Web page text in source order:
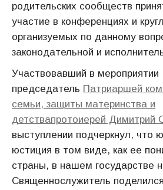
родительских сообществ
участие в конференциях и
организуемых по данному
законодательной и
Участвовавший в мероприятии
председатель Патриаршей
семьи, защиты материнства и
детствапротоиерей Димитрий
выступлении подчеркнул, что
юстиция в том виде, как ее
страны, в нашем государстве
Священнослужитель